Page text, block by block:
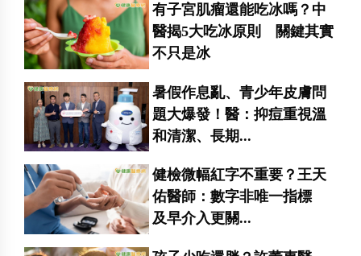
有子宮肌瘤還能吃冰嗎？中
醫揭5大吃冰原則 關鍵其實
不只是冰
暑假作息亂、青少年皮膚問
題大爆發！醫：抑痘重視溫
和清潔、長期...
健檢微幅紅字不重要？王天
佑醫師：數字非唯一指標
及早介入更關...